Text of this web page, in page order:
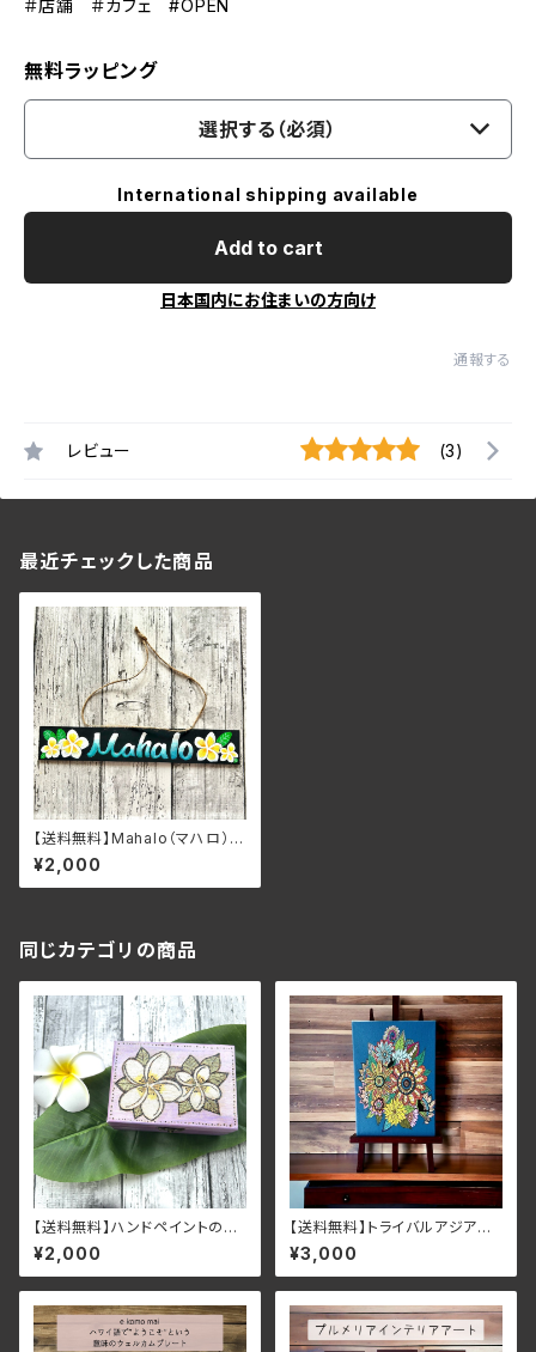
＃店舗 ＃カフェ #OPEN
無料ラッピング
選択する（必須）
International shipping available
Add to cart
日本国内にお住まいの方向け
通報する
レビュー (3)
最近チェックした商品
【送料無料】Mahalo（マハロ）
ハワイ語で”ありがとう”という
意味のプルメリアのWelcome
プレート レジン
¥2,000
同じカテゴリの商品
【送料無料】ハンドペイントのプ
ルメリア（フランジパ二）小物入
れ・ジュエリーケース
¥2,000
【送料無料】トライバルアジアン
フラワー×黒猫キャンバスアート
パネル ブルー・紺 インテリ
ア SMサイズ
¥3,000